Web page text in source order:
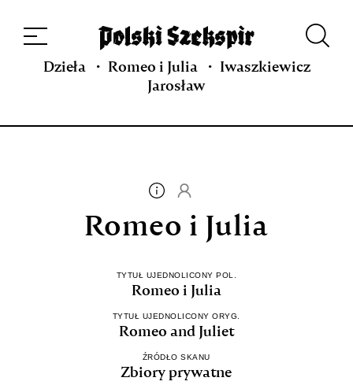
projekcie
Kontakt Indeks strony Aplikacja
Repozytorium XIX w.
Dzieła Romeo i Julia
Iwaszkiewicz
Jarosław
Romeo i Julia
TYTUŁ UJEDNOLICONY POL.
Romeo i Julia
TYTUŁ UJEDNOLICONY ORYG.
Romeo and Juliet
ŹRÓDŁO SKANU
Zbiory prywatne